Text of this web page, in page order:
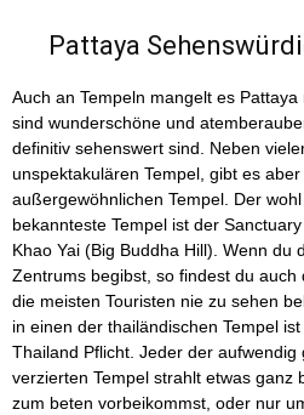
Pattaya
Auch an Tempeln mangelt es
sind wunderschöne und
definitiv sehenswert sind. Neben
unspektakulären Tempel, gibt es
außergewöhnlichen Tempel. Der
bekannteste Tempel ist der
Khao Yai (Big Buddha Hill). Wenn du
Zentrums begibst, so findest du auch
die meisten Touristen nie zu sehen
in einen der thailändischen Tempel
Thailand Pflicht. Jeder der
verzierten Tempel strahlt etwas ganz
zum beten vorbeikommst, oder nur